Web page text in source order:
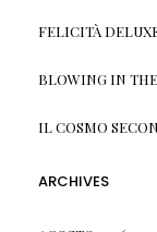
FELICITÀ
BLOWING IN
IL COSMO
ARCHIVES